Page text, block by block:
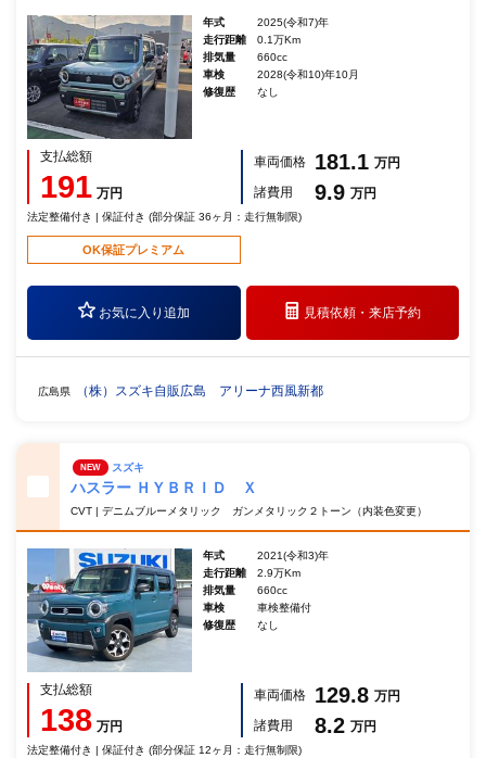
年式
2025(令和7)年
走行距離
0.1万Km
排気量
660cc
車検
2028(令和10)年10月
修復歴
なし
支払総額
191 万円
車両価格 181.1 万円
諸費用
9.9 万円
法定整備付き | 保証付き (部分保証 36ヶ月：走行無制限)
OK保証プレミアム
お気に入り追加 見積依頼・来店予約
広島県 （株）スズキ自販広島 アリーナ西風新都
NEW スズキ
ハスラー ＨＹＢＲＩＤ Ｘ
CVT | デニムブルーメタリック ガンメタリック２トーン（内装色変更）
年式
2021(令和3)年
走行距離
2.9万Km
排気量
660cc
車検
車検整備付
修復歴
なし
支払総額
138 万円
車両価格 129.8 万円
諸費用
8.2 万円
法定整備付き | 保証付き (部分保証 12ヶ月：走行無制限)